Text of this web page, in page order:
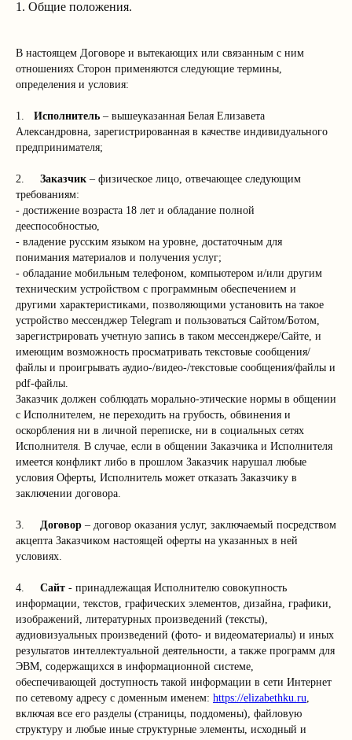
1. Общие положения.
В настоящем Договоре и вытекающих или связанным с ним
отношениях Сторон применяются следующие термины,
определения и условия:
1. Исполнитель – вышеуказанная Белая Елизавета
Александровна, зарегистрированная в качестве индивидуального
предпринимателя;
2. Заказчик – физическое лицо, отвечающее следующим
требованиям:
- достижение возраста 18 лет и обладание полной
дееспособностью,
- владение русским языком на уровне, достаточным для
понимания материалов и получения услуг;
- обладание мобильным телефоном, компьютером и/или другим
техническим устройством с программным обеспечением и
другими характеристиками, позволяющими установить на такое
устройство мессенджер Telegram и пользоваться Сайтом/Ботом,
зарегистрировать учетную запись в таком мессенджере/Сайте, и
имеющим возможность просматривать текстовые сообщения/
файлы и проигрывать аудио-/видео-/текстовые сообщения/файлы и
pdf-файлы.
Заказчик должен соблюдать морально-этические нормы в общении
с Исполнителем, не переходить на грубость, обвинения и
оскорбления ни в личной переписке, ни в социальных сетях
Исполнителя. В случае, если в общении Заказчика и Исполнителя
имеется конфликт либо в прошлом Заказчик нарушал любые
условия Оферты, Исполнитель может отказать Заказчику в
заключении договора.
3. Договор – договор оказания услуг, заключаемый посредством
акцепта Заказчиком настоящей оферты на указанных в ней
условиях.
4. Сайт - принадлежащая Исполнителю совокупность
информации, текстов, графических элементов, дизайна, графики,
изображений, литературных произведений (тексты),
аудиовизуальных произведений (фото- и видеоматериалы) и иных
результатов интеллектуальной деятельности, а также программ для
ЭВМ, содержащихся в информационной системе,
обеспечивающей доступность такой информации в сети Интернет
по сетевому адресу с доменным именем: https://elizabethku.ru,
включая все его разделы (страницы, поддомены), файловую
структуру и любые иные структурные элементы, исходный и